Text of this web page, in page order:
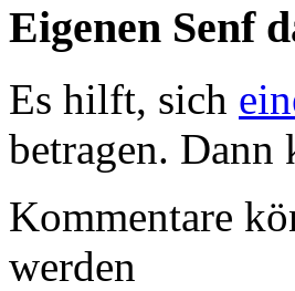
Eigenen Senf
Es hilft, sich
betragen. Dann
Kommentare
werden